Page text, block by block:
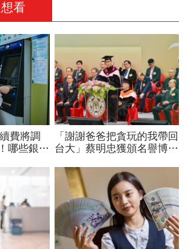
看
費將調
哪些銀行
次看
「謝謝爸爸把貪玩的我帶回
台大」蔡明忠獲頒名譽博
回來，至今沿用父親印泥